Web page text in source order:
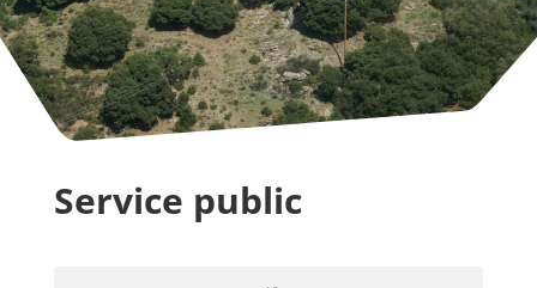
Service public